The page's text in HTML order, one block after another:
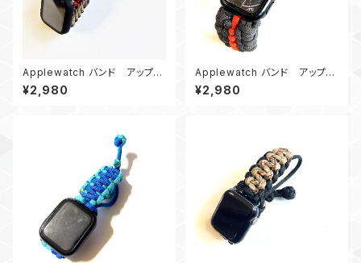
Applewatch バンド アップル
ウォッチバンド44_パラコード_エ
ンドレス滝_ネイビー
¥2,980
Applewatch バンド アップル
ウォッチバンド44_パラコード_B
E_グレーオレンジ
¥2,980